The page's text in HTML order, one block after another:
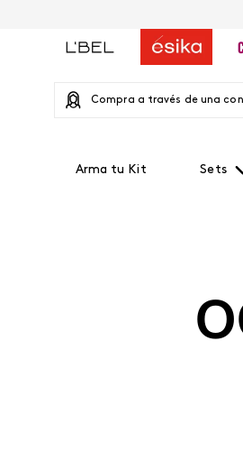
Compra a través de una
Arma tu Kit Sets